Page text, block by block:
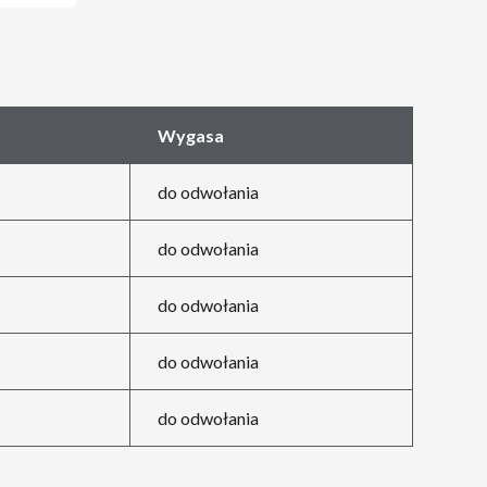
Wygasa
do odwołania
do odwołania
do odwołania
do odwołania
do odwołania